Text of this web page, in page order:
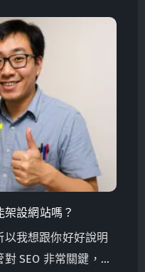
設網站嗎？
我想跟你好好說明
SEO 非常關鍵，千